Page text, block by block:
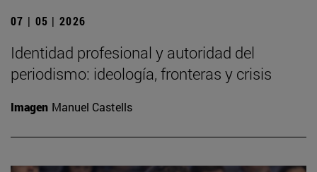
07 | 05 | 2026
Identidad profesional y autoridad del
periodismo: ideología, fronteras y crisis
Imagen Manuel Castells